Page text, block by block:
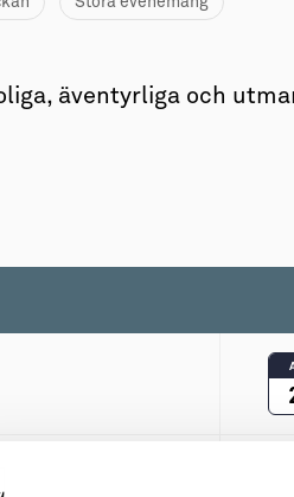
äventyrliga och